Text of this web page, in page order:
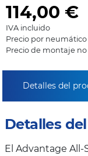
114,00 €
IVA incluido
Precio por neumático
Precio de montaje no
Detalles del
Detalles
El Advantage